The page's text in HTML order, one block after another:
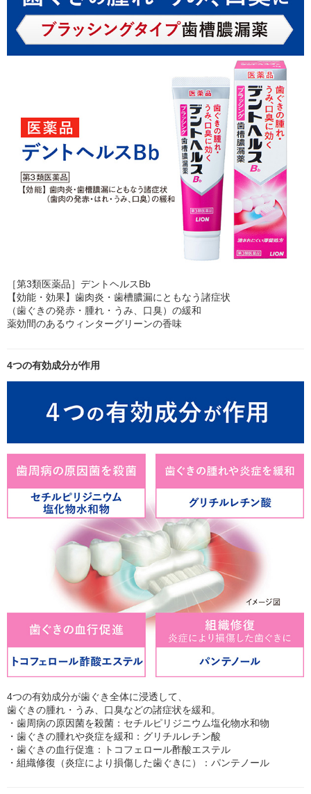
［第3類医薬品］デントヘルスBb
【効能・効果】歯肉炎・歯槽膿漏にともなう諸症状
（歯ぐきの発赤・腫れ・うみ、口臭）の緩和
薬効間のあるウィンターグリーンの香味
4つの有効成分が作用
4つの有効成分が歯ぐき全体に浸透して、
歯ぐきの腫れ・うみ、口臭などの諸症状を緩和。
・歯周病の原因菌を殺菌：セチルピリジニウム塩化物水和物
・歯ぐきの腫れや炎症を緩和：グリチルレチン酸
・歯ぐきの血行促進：トコフェロール酢酸エステル
・組織修復（炎症により損傷した歯ぐきに）：パンテノール